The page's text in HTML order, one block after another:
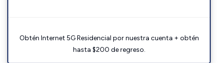
Obtén Internet 5G Residencial por nuestra cuenta + obtén
hasta $200 de regreso.